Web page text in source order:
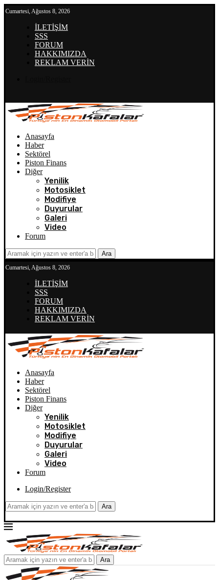
Cumartesi, Ağustos 8, 2026
İLETİŞİM
SSS
FORUM
HAKKIMIZDA
REKLAM VERİN
Anasayfa
Haber
Sektörel
Piston Finans
Diğer
Yenilik
Motosiklet
Modifiye
Duyurular
Galeri
Video
Forum
Ara
Cumartesi, Ağustos 8, 2026
İLETİŞİM
SSS
FORUM
HAKKIMIZDA
REKLAM VERİN
Anasayfa
Haber
Sektörel
Piston Finans
Diğer
Yenilik
Motosiklet
Modifiye
Duyurular
Galeri
Video
Forum
Login/Register
Ara
Ara